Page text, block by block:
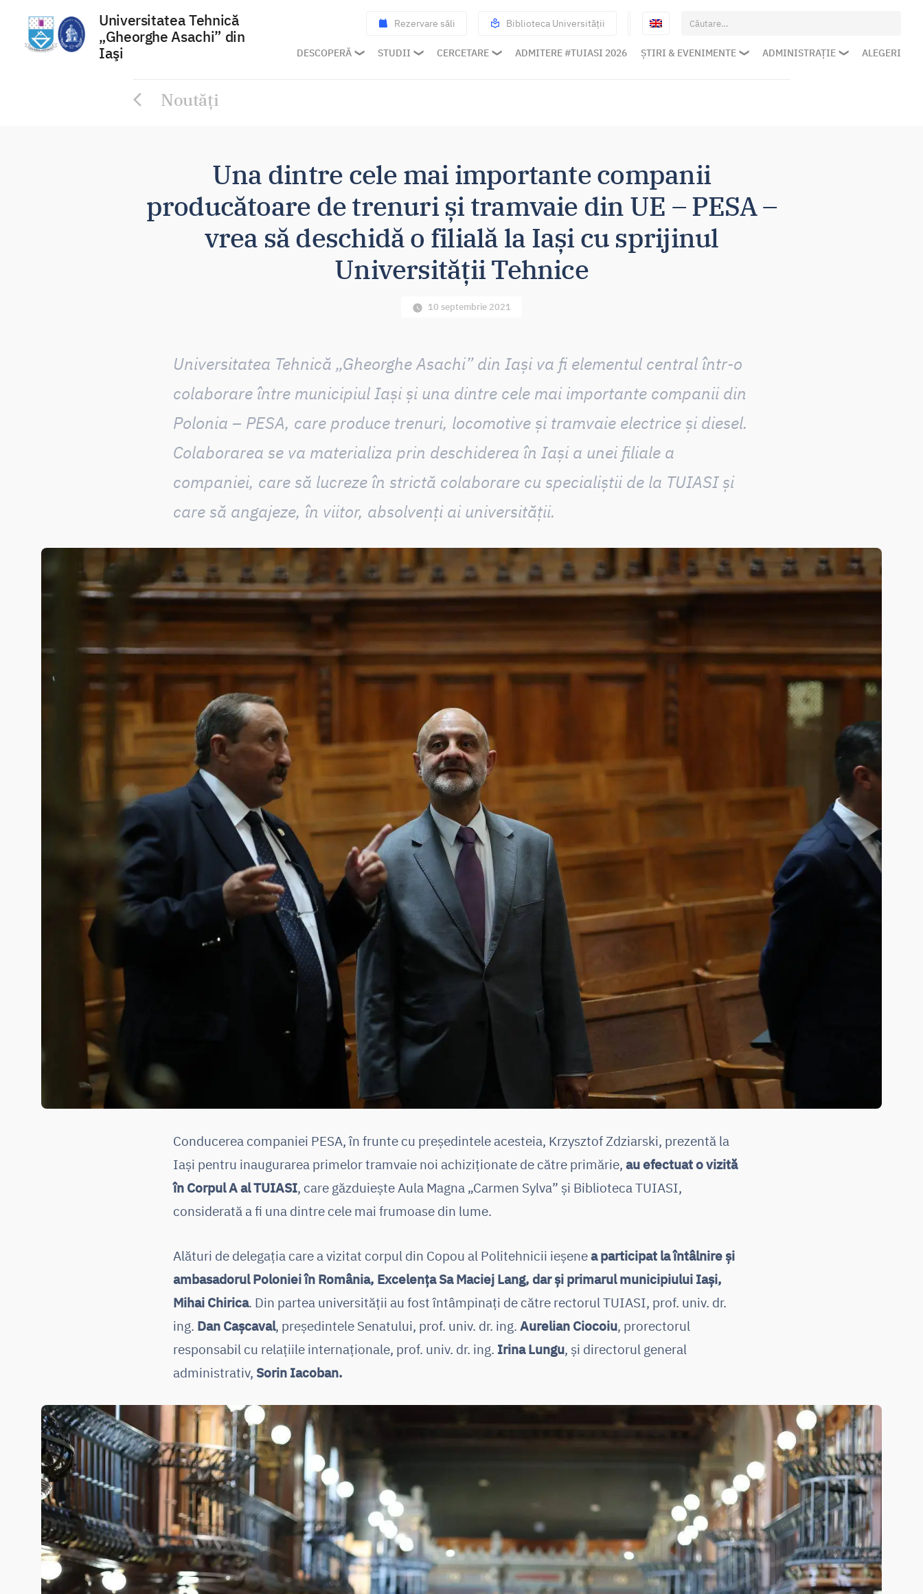
Universitatea Tehnică
„Gheorghe Asachi” din
Iaşi
Rezervare săli Biblioteca Universității
Caută
după:
DESCOPERĂ STUDII CERCETARE ADMITERE #TUIASI 2026 ȘTIRI & EVENIMENTE ADMINISTRAȚIE ALEGERI
Noutăți
Una dintre cele mai importante companii
producătoare de trenuri și tramvaie din UE – PESA –
vrea să deschidă o filială la Iași cu sprijinul
Universității Tehnice
10 septembrie 2021
Universitatea Tehnică „Gheorghe Asachi” din Iași va fi elementul central într-o
colaborare între municipiul Iași și una dintre cele mai importante companii din
Polonia – PESA, care produce trenuri, locomotive și tramvaie electrice și diesel.
Colaborarea se va materializa prin deschiderea în Iași a unei filiale a
companiei, care să lucreze în strictă colaborare cu specialiștii de la TUIASI și
care să angajeze, în viitor, absolvenți ai universității.
Conducerea companiei PESA, în frunte cu președintele acesteia, Krzysztof Zdziarski, prezentă la
Iași pentru inaugurarea primelor tramvaie noi achiziționate de către primărie, au efectuat o vizită
în Corpul A al TUIASI, care găzduiește Aula Magna „Carmen Sylva” și Biblioteca TUIASI,
considerată a fi una dintre cele mai frumoase din lume.
Alături de delegația care a vizitat corpul din Copou al Politehnicii ieșenea participat la întâlnire și
ambasadorul Poloniei în România, Excelența Sa Maciej Lang, dar și primarul municipiului Iași,
Mihai Chirica. Din partea universității au fost întâmpinați de către rectorul TUIASI, prof. univ. dr.
ing. Dan Cașcaval, președintele Senatului, prof. univ. dr. ing. Aurelian Ciocoiu, prorectorul
responsabil cu relațiile internaționale, prof. univ. dr. ing. Irina Lungu, și directorul general
administrativ, Sorin Iacoban.